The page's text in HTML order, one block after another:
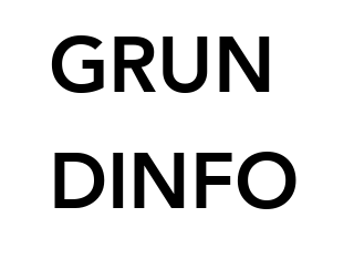
GRUN
DINFO